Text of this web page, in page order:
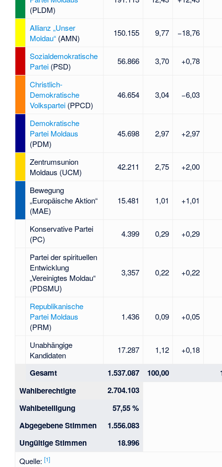
(PLDM)
Allianz „Unser
Moldau“(AMN)
150.155 9,77 −18,76
Sozialdemokratische
Partei(PSD)
56.866 3,70 +0,78
Christlich-
Demokratische
Volkspartei(PPCD)
46.654 3,04 −6,03
Demokratische
Partei Moldaus
(PDM)
45.698 2,97 +2,97
Zentrumsunion
Moldaus (UCM)
42.211 2,75 +2,00
Bewegung
„Europäische Aktion“
(MAE)
15.481 1,01 +1,01
Konservative Partei
(PC)
4.399 0,29 +0,29
Partei der spirituellen
Entwicklung
„Vereinigtes Moldau“
(PDSMU)
3,357 0,22 +0,22
Republikanische
Partei Moldaus
(PRM)
1.436 0,09 +0,05
Unabhängige
Kandidaten
17.287 1,12 +0,18
Gesamt 1.537.087 100,00
Wahlberechtigte
2.704.103
Wahlbeteiligung
57,55 %
Abgegebene Stimmen
1.556.083
Ungültige Stimmen
18.996
Quelle: [1]